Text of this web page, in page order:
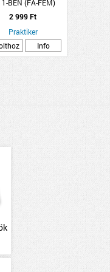
1-BEN (FA-FÉM)
2 999 Ft
Praktiker
Info